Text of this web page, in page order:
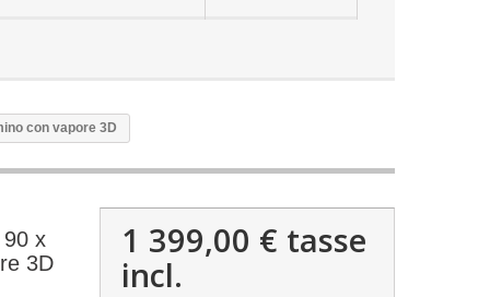
con vapore 3D
x
3D
1 399,00 € tasse
incl.